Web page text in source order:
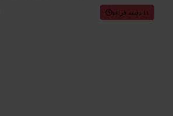
١١ دقيقة قراءة